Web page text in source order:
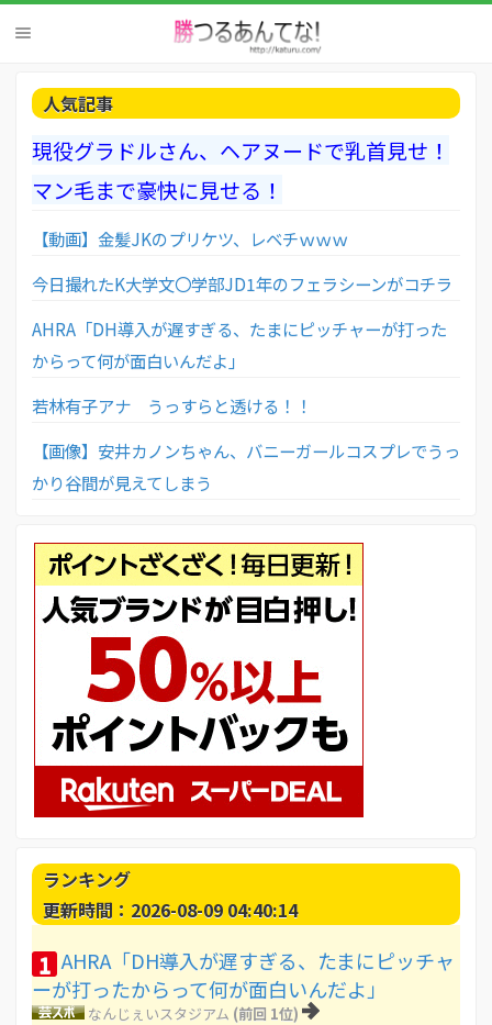
人気記事
現役グラドルさん、ヘアヌードで乳首見せ！
マン毛まで豪快に見せる！
【動画】金髪JKのプリケツ、レベチｗｗｗ
今日撮れたK大学文〇学部JD1年のフェラシーンがコチラ
AHRA「DH導入が遅すぎる、たまにピッチャーが打った
からって何が面白いんだよ」
若林有子アナ うっすらと透ける！！
【画像】安井カノンちゃん、バニーガールコスプレでうっ
かり谷間が見えてしまう
ランキング
更新時間：2026-08-09 04:40:14
1 AHRA「DH導入が遅すぎる、たまにピッチャ
ーが打ったからって何が面白いんだよ」
なんじぇいスタジアム (前回 1位)